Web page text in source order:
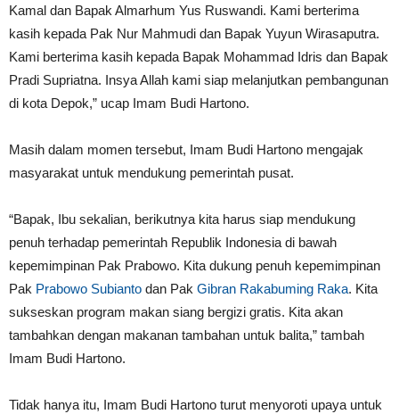
Kamal dan Bapak Almarhum Yus Ruswandi. Kami berterima
kasih kepada Pak Nur Mahmudi dan Bapak Yuyun Wirasaputra.
Kami berterima kasih kepada Bapak Mohammad Idris dan Bapak
Pradi Supriatna. Insya Allah kami siap melanjutkan pembangunan
di kota Depok,” ucap Imam Budi Hartono.
Masih dalam momen tersebut, Imam Budi Hartono mengajak
masyarakat untuk mendukung pemerintah pusat.
“Bapak, Ibu sekalian, berikutnya kita harus siap mendukung
penuh terhadap pemerintah Republik Indonesia di bawah
kepemimpinan Pak Prabowo. Kita dukung penuh kepemimpinan
Pak Prabowo Subianto dan Pak Gibran Rakabuming Raka. Kita
sukseskan program makan siang bergizi gratis. Kita akan
tambahkan dengan makanan tambahan untuk balita,” tambah
Imam Budi Hartono.
Tidak hanya itu, Imam Budi Hartono turut menyoroti upaya untuk